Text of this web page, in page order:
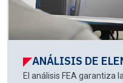
ANÁLISIS DE
El análisis FEA garantiza